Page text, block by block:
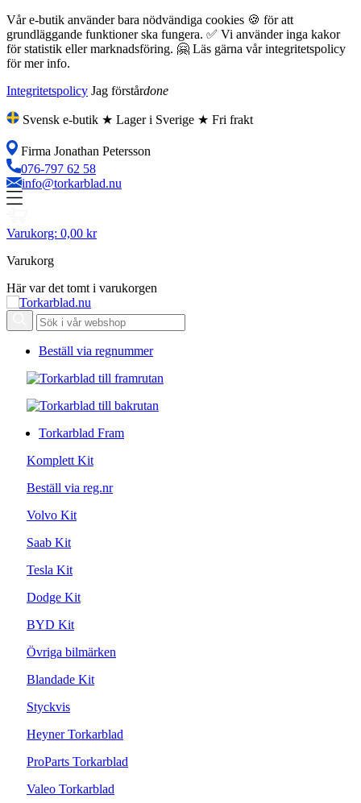
Vår e-butik använder bara nödvändiga cookies 🍪 för att
grundläggande funktioner ska fungera. ✅ Vi använder inga kakor
för statistik eller marknadsföring. 🤗 Läs gärna vår integritetspolicy
för mer info.
Integritetspolicy Jag förstårdone
Svensk e-butik ★ Lager i Sverige ★ Fri frakt
Firma Jonathan Petersson
076-797 62 58
info@torkarblad.nu
Varukorg: 0,00 kr
Varukorg
Här var det tomt i varukorgen
Beställ via regnummer
Torkarblad Fram
Komplett Kit
Beställ via reg.nr
Volvo Kit
Saab Kit
Tesla Kit
Dodge Kit
BYD Kit
Övriga bilmärken
Blandade Kit
Styckvis
Heyner Torkarblad
ProParts Torkarblad
Valeo Torkarblad